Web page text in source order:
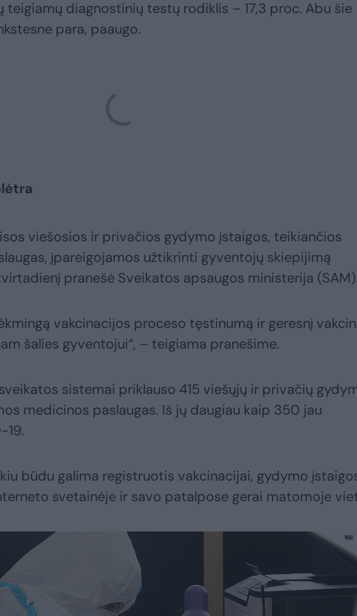
teigiamų diagnostinių testų rodiklis – 17,3 proc. Abu šie
para, paaugo.
viešosios ir privačios gydymo įstaigos, teikiančios
įpareigojamos užtikrinti gyventojų skiepijimą
pranešė Sveikatos apsaugos ministerija
vakcinacijos proceso tęstinumą ir geresnį
šalies gyventojui“, – teigiama pranešime.
sistemai priklauso 415 viešųjų ir privačių
medicinos paslaugas. Iš jų daugiau kaip 350 jau
19.
būdu galima registruotis vakcinacijai, gydymo
svetainėje ir savo patalpose gerai matomoje